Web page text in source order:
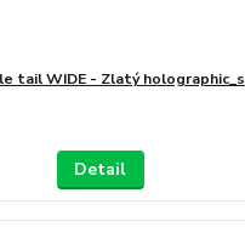
tail WIDE - Zlatý holographic_s
Detail